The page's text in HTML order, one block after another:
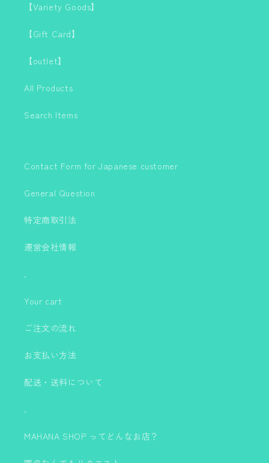
【Variety Goods】
【Gift Card】
【outlet】
All Products
Search Items
Contact Form for Japanese customer
General Question
特定商取引法
運営会社情報
.
Your cart
ご注文の流れ
お支払い方法
配送・送料について
.
MAHANA SHOP ってどんなお店？